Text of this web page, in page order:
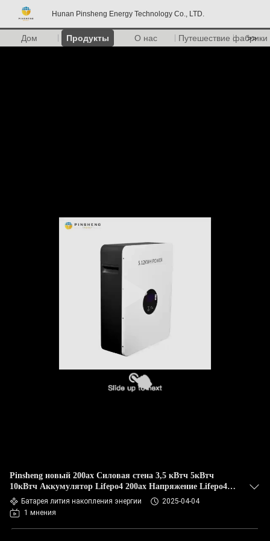
Hunan Pinsheng Energy Technology Co., LTD.
Дом Продукты О нас Путешествие фабрики
>>
Pinsheng новый 200ах Силовая стена 3,5 кВтч 5кВтч
10кВтч Аккумулятор Lifepo4 200ах Напряжение Lifepo4
Аккумулятор Силовая стена Домашняя батарея
Батарея лития накопления энергии
2025-04-04
1 мнения